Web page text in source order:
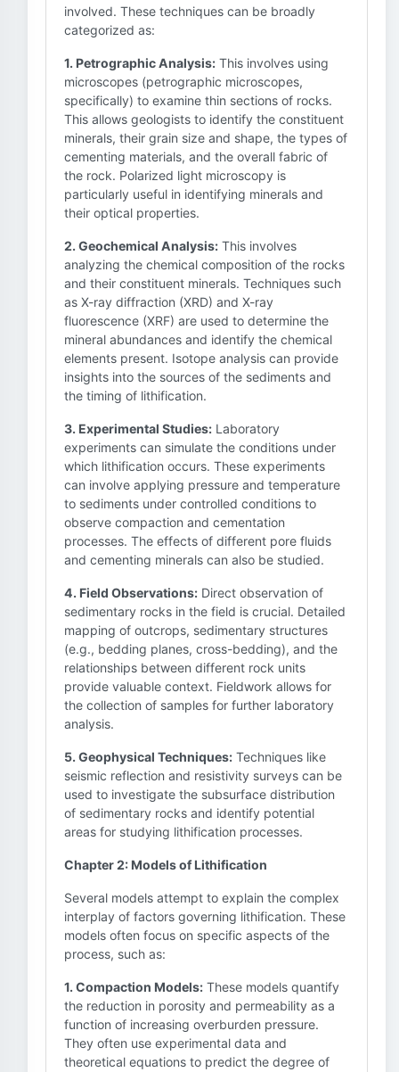
involved. These techniques can be broadly
categorized as:
1. Petrographic Analysis: This involves using
microscopes (petrographic microscopes,
specifically) to examine thin sections of rocks.
This allows geologists to identify the constituent
minerals, their grain size and shape, the types of
cementing materials, and the overall fabric of
the rock. Polarized light microscopy is
particularly useful in identifying minerals and
their optical properties.
2. Geochemical Analysis: This involves
analyzing the chemical composition of the rocks
and their constituent minerals. Techniques such
as X-ray diffraction (XRD) and X-ray
fluorescence (XRF) are used to determine the
mineral abundances and identify the chemical
elements present. Isotope analysis can provide
insights into the sources of the sediments and
the timing of lithification.
3. Experimental Studies: Laboratory
experiments can simulate the conditions under
which lithification occurs. These experiments
can involve applying pressure and temperature
to sediments under controlled conditions to
observe compaction and cementation
processes. The effects of different pore fluids
and cementing minerals can also be studied.
4. Field Observations: Direct observation of
sedimentary rocks in the field is crucial. Detailed
mapping of outcrops, sedimentary structures
(e.g., bedding planes, cross-bedding), and the
relationships between different rock units
provide valuable context. Fieldwork allows for
the collection of samples for further laboratory
analysis.
5. Geophysical Techniques: Techniques like
seismic reflection and resistivity surveys can be
used to investigate the subsurface distribution
of sedimentary rocks and identify potential
areas for studying lithification processes.
Chapter 2: Models of Lithification
Several models attempt to explain the complex
interplay of factors governing lithification. These
models often focus on specific aspects of the
process, such as:
1. Compaction Models: These models quantify
the reduction in porosity and permeability as a
function of increasing overburden pressure.
They often use experimental data and
theoretical equations to predict the degree of